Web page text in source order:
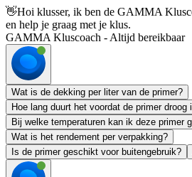
👋Hoi klusser, ik ben de GAMMA
en help je graag met je klus.
GAMMA Kluscoach - Altijd bereikbaar
Wat is de dekking per liter van de primer?
Hoe lang duurt het voordat de primer droog
Bij welke temperaturen kan ik deze primer
Wat is het rendement per verpakking?
Is de primer geschikt voor buitengebruik?